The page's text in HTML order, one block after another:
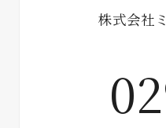
株式会社